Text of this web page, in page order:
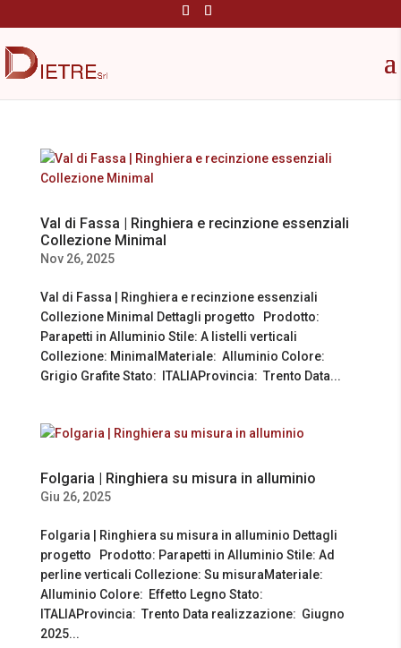
Val di Fassa | Ringhiera e recinzione essenziali
Collezione Minimal
Nov 26, 2025
Val di Fassa | Ringhiera e recinzione essenziali
Collezione Minimal Dettagli progetto Prodotto:
Parapetti in Alluminio Stile: A listelli verticali
Collezione: MinimalMateriale: Alluminio Colore:
Grigio Grafite Stato: ITALIAProvincia: Trento Data...
Folgaria | Ringhiera su misura in alluminio
Giu 26, 2025
Folgaria | Ringhiera su misura in alluminio Dettagli
progetto Prodotto: Parapetti in Alluminio Stile: Ad
perline verticali Collezione: Su misuraMateriale:
Alluminio Colore: Effetto Legno Stato:
ITALIAProvincia: Trento Data realizzazione: Giugno
2025...